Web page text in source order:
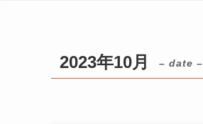
2023年10月 – date –